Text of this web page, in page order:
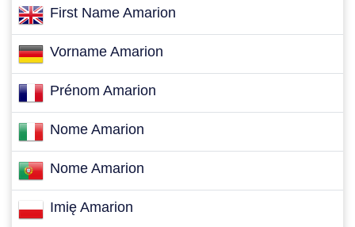
First Name Amarion
Vorname Amarion
Prénom Amarion
Nome Amarion
Nome Amarion
Imię Amarion